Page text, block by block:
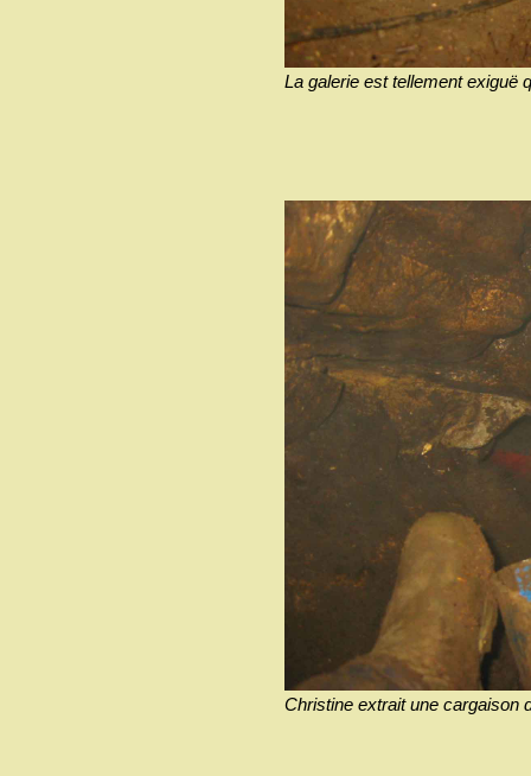
La galerie est tellement exiguë
Christine extrait une cargaison